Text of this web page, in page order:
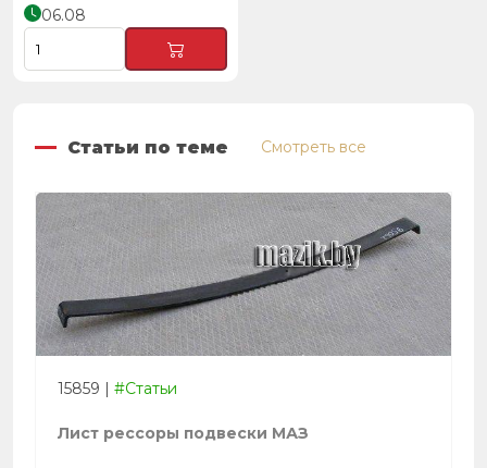
06.08
Статьи по теме Смотреть все
15859 | #Статьи
Лист рессоры подвески МАЗ